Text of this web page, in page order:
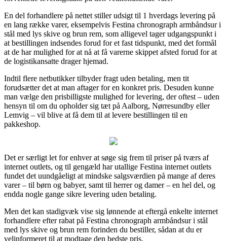
En del forhandlere på nettet stiller udsigt til 1 hverdags levering på
en lang række varer, eksempelvis Festina chronograph armbåndsur i
stål med lys skive og brun rem, som alligevel tager udgangspunkt i
at bestillingen indsendes forud for et fast tidspunkt, med det formål
at de har mulighed for at nå at få varerne skippet afsted forud for at
de logistikansatte drager hjemad.
Indtil flere netbutikker tilbyder fragt uden betaling, men tit
forudsætter det at man aftager for en konkret pris. Desuden kunne
man vælge den prisbilligste mulighed for levering, der oftest – uden
hensyn til om du opholder sig tæt på Aalborg, Nørresundby eller
Lemvig – vil blive at få dem til at levere bestillingen til en
pakkeshop.
Det er særligt let for enhver at søge sig frem til priser på tværs af
internet outlets, og til gengæld har utallige Festina internet outlets
fundet det uundgåeligt at mindske salgsværdien på mange af deres
varer – til børn og babyer, samt til herrer og damer – en hel del, og
endda nogle gange sikre levering uden betaling.
Men det kan stadigvæk vise sig lønnende at eftergå enkelte internet
forhandlere efter rabat på Festina chronograph armbåndsur i stål
med lys skive og brun rem forinden du bestiller, sådan at du er
velinformeret til at modtage den bedste pris.